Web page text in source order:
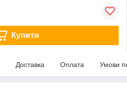
Купити
Доставка Оплата Умови